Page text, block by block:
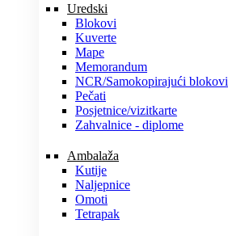
Uredski
Blokovi
Kuverte
Mape
Memorandum
NCR/Samokopirajući blokovi
Pečati
Posjetnice/vizitkarte
Zahvalnice - diplome
Ambalaža
Kutije
Naljepnice
Omoti
Tetrapak